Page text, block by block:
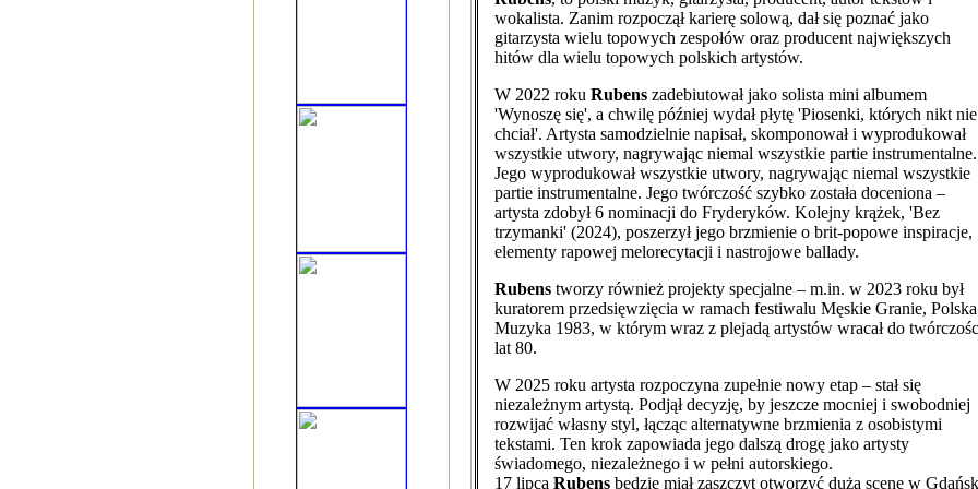
wokalista. Zanim rozpoczął karierę solową, dał się poznać jako
gitarzysta wielu topowych zespołów oraz producent największych
hitów dla wielu topowych polskich artystów.
W 2022 roku Rubens zadebiutował jako solista mini albumem
'Wynoszę się', a chwilę później wydał płytę 'Piosenki, których nikt nie
chciał'. Artysta samodzielnie napisał, skomponował i wyprodukował
wszystkie utwory, nagrywając niemal wszystkie partie instrumentalne.
Jego wyprodukował wszystkie utwory, nagrywając niemal wszystkie
partie instrumentalne. Jego twórczość szybko została doceniona –
artysta zdobył 6 nominacji do Fryderyków. Kolejny krążek, 'Bez
trzymanki' (2024), poszerzył jego brzmienie o brit-popowe inspiracje,
elementy rapowej melorecytacji i nastrojowe ballady.
Rubens tworzy również projekty specjalne – m.in. w 2023 roku był
kuratorem przedsięwzięcia w ramach festiwalu Męskie Granie, Polska
Muzyka 1983, w którym wraz z plejadą artystów wracał do
lat 80.
W 2025 roku artysta rozpoczyna zupełnie nowy etap – stał się
niezależnym artystą. Podjął decyzję, by jeszcze mocniej i swobodniej
rozwijać własny styl, łącząc alternatywne brzmienia z osobistymi
tekstami. Ten krok zapowiada jego dalszą drogę jako artysty
świadomego, niezależnego i w pełni autorskiego.
17 lipca Rubens będzie miał zaszczyt otworzyć dużą scenę w